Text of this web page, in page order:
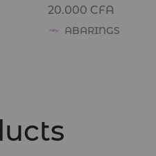
20.000 CFA
ABARINGS